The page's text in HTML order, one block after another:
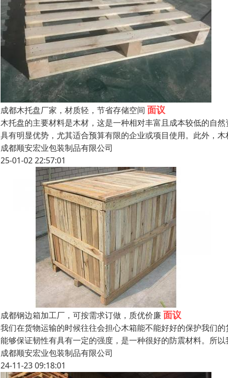
成都木托盘厂家，材质轻，节省存储空间 面议
木托盘的主要材料是木材，这是一种相对丰富且成本较低的自
具有明显优势，尤其适合预算有限的企业或项目使用。此外，
成都顺安宏业包装制品有限公司
25-01-02 22:57:01
成都钢边箱加工厂，可按需求订做，质优价廉面议
我们在货物运输的时候往往会担心木箱能不能好好的保护我们
能够保证韧性有具有一定的强度，是一种很好的防震材料。所
成都顺安宏业包装制品有限公司
24-11-23 09:18:01